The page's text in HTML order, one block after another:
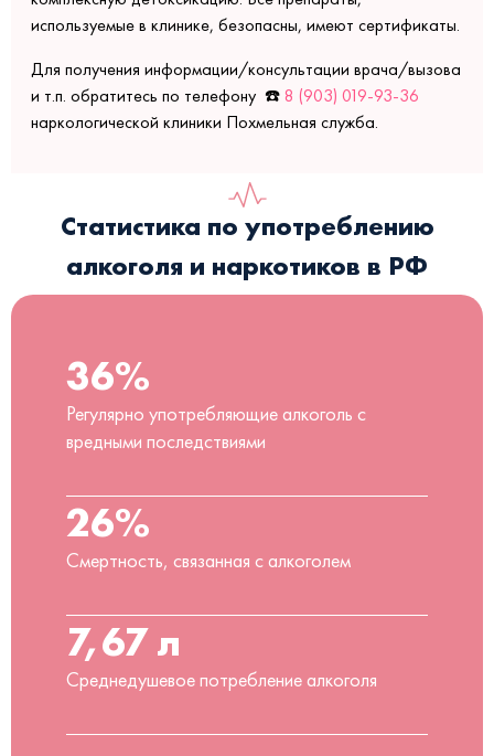
используемые в клинике, безопасны, имеют сертификаты.
Для получения информации/консультации врача/вызова
и т.п. обратитесь по телефону ☎️ 8 (903) 019-93-36
наркологической клиники Похмельная служба.
Статистика по употреблению
алкоголя и наркотиков в РФ
36%
Регулярно употребляющие алкоголь с
вредными последствиями
26%
Смертность, связанная с алкоголем
7,67 л
Среднедушевое потребление алкоголя